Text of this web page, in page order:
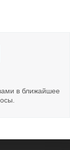
в ближайшее